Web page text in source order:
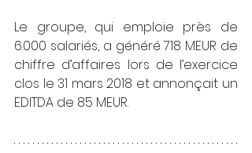
Le groupe, qui emploie près de
6.000 salariés, a généré 718 MEUR de
chiffre d’affaires lors de l’exercice
clos le 31 mars 2018 et annonçait un
EDITDA de 85 MEUR.